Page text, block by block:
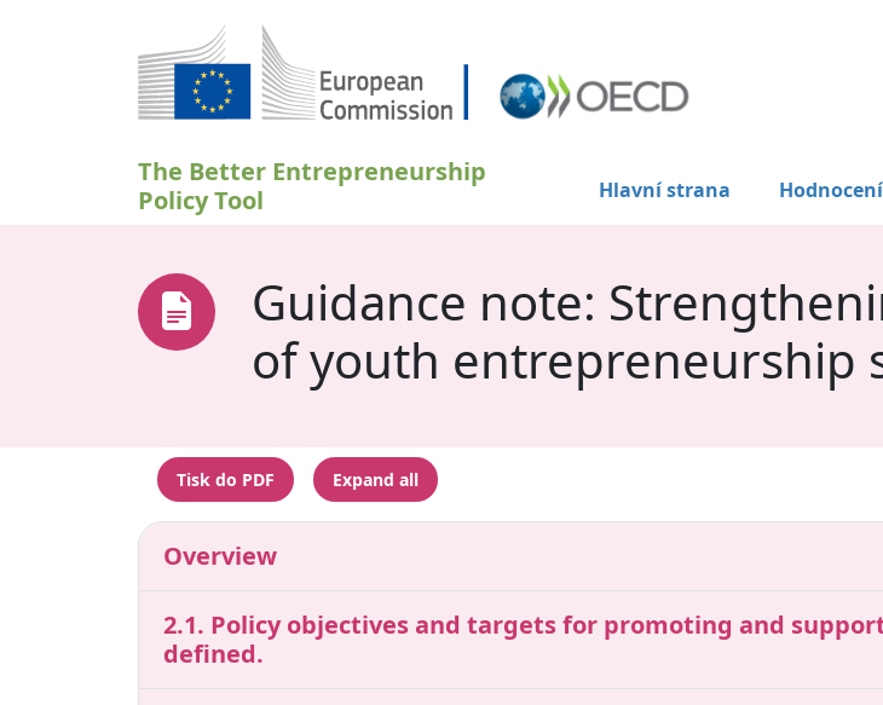
Přejít k hlavnímu obsahu
The Better Entrepreneurship
Policy Tool
Hlavní strana Hodnocení
Guidance note:
of youth entrepreneurship
Tisk do PDF Expand all
Overview
2.1. Policy objectives and targets for promoting and
defined.